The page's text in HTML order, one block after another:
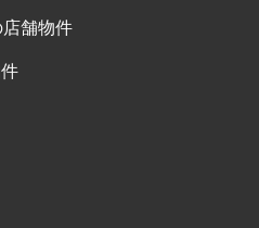
舗物件